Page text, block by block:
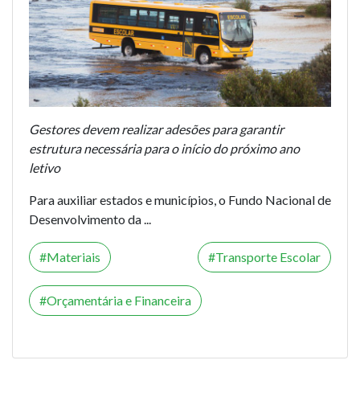
Gestores devem realizar adesões para garantir
estrutura necessária para o início do próximo ano
letivo
Para auxiliar estados e municípios, o Fundo Nacional de
Desenvolvimento da ...
Materiais Transporte Escolar
Orçamentária e Financeira